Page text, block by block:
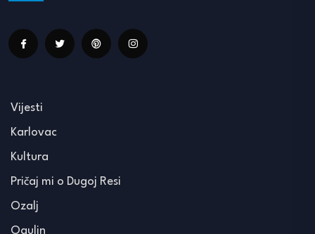
Vijesti
Karlovac
Kultura
Pričaj mi o Dugoj Resi
Ozalj
Ogulin